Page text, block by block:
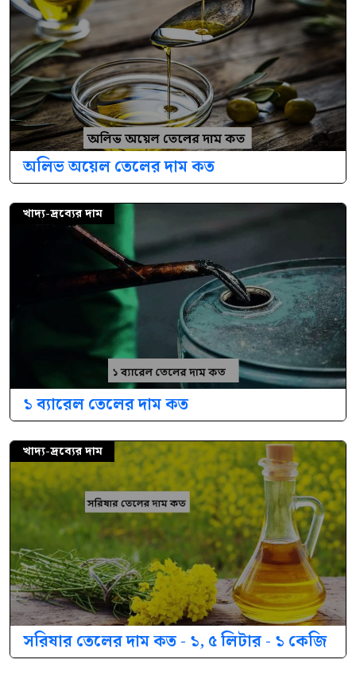
অলিভ অয়েল তেলের দাম কত
খাদ্য-দ্রব্যের দাম
১ ব্যারেল তেলের দাম কত
খাদ্য-দ্রব্যের দাম
সরিষার তেলের দাম কত - ১, ৫ লিটার - ১ কেজি